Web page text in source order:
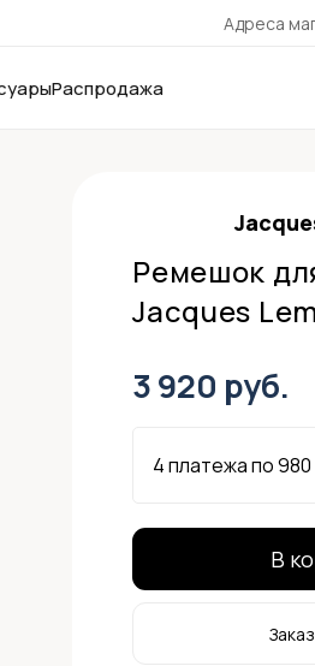
Адреса
Распродажа
Ремешок
Jacques
3 920 руб.
4 платежа по980
В